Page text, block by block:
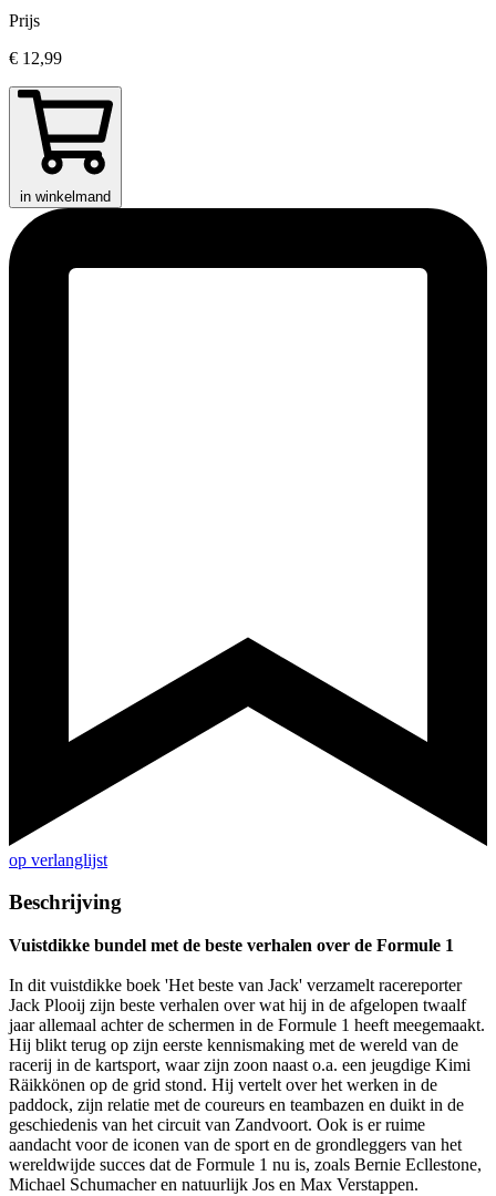
Prijs
€ 12,99
in winkelmand
op verlanglijst
Beschrijving
Vuistdikke bundel met de beste verhalen over de Formule 1
In dit vuistdikke boek 'Het beste van Jack' verzamelt racereporter
Jack Plooij zijn beste verhalen over wat hij in de afgelopen twaalf
jaar allemaal achter de schermen in de Formule 1 heeft meegemaakt.
Hij blikt terug op zijn eerste kennismaking met de wereld van de
racerij in de kartsport, waar zijn zoon naast o.a. een jeugdige Kimi
Räikkönen op de grid stond. Hij vertelt over het werken in de
paddock, zijn relatie met de coureurs en teambazen en duikt in de
geschiedenis van het circuit van Zandvoort. Ook is er ruime
aandacht voor de iconen van de sport en de grondleggers van het
wereldwijde succes dat de Formule 1 nu is, zoals Bernie Ecllestone,
Michael Schumacher en natuurlijk Jos en Max Verstappen.